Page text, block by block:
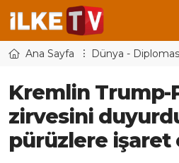
Ana Sayfa Dünya -
Kremlin Trump-
zirvesini
pürüzlere işaret